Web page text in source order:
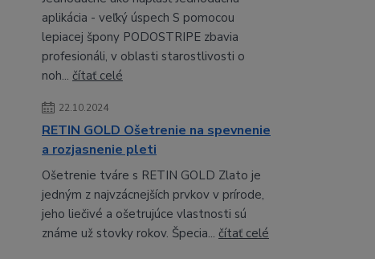
aplikácia - veľký úspech S pomocou
lepiacej špony PODOSTRIPE zbavia
profesionáli, v oblasti starostlivosti o
noh... čítať celé
22.10.2024
RETIN GOLD Ošetrenie na spevnenie
a rozjasnenie pleti
Ošetrenie tváre s RETIN GOLD Zlato je
jedným z najvzácnejších prvkov v prírode,
jeho liečivé a ošetrujúce vlastnosti sú
známe už stovky rokov. Špecia... čítať celé